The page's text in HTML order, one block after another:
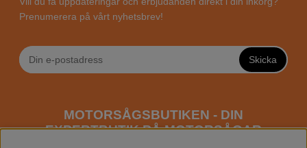
Prenumerera på vårt nyhetsbrev!
Skicka
MOTORSÅGSBUTIKEN - DIN
EXPERTBUTIK PÅ MOTORSÅGAR